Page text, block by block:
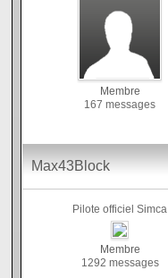
Membre
167 messages
Max43Block
Pilote officiel Simca
Membre
1292 messages